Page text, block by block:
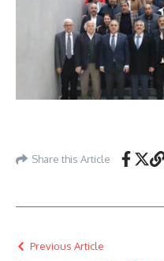
Share this Article
Previous Article